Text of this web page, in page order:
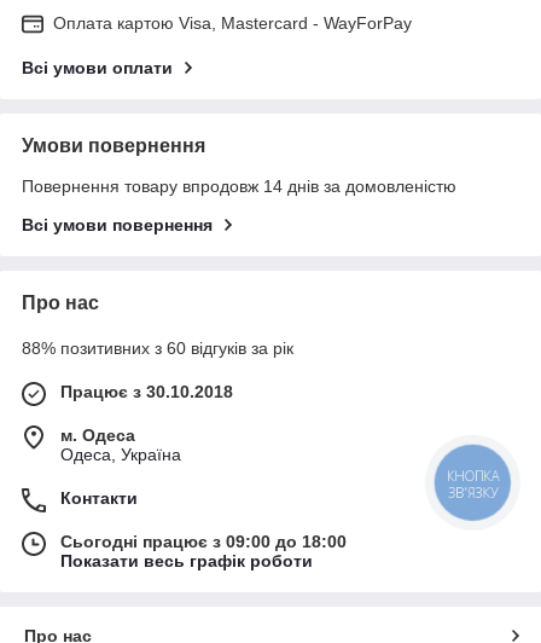
Оплата картою Visa, Mastercard - WayForPay
Всі умови оплати
Умови повернення
Повернення товару впродовж 14 днів за домовленістю
Всі умови повернення
Про нас
88% позитивних з 60 відгуків за рік
Працює з 30.10.2018
м. Одеса
Одеса, Україна
Контакти
Сьогодні працює з 09:00 до 18:00
Показати весь графік роботи
Про нас
КНОПКА
ЗВ'ЯЗКУ